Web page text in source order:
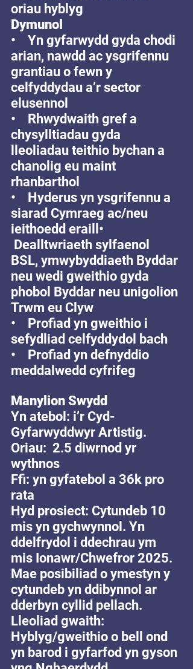
oriau hyblyg
Dymunol
•    Yn gyfarwydd gyda chodi
arian, nawdd ac ysgrifennu
grantiau o fewn y
celfyddydau a’r sector
elusennol
•    Rhwydwaith gref a
chysylltiadau gyda
lleoliadau teithio bychan a
chanolig eu maint
rhanbarthol
•    Hyderus yn ysgrifennu a
siarad Cymraeg ac/neu
ieithoedd eraill•
Dealltwriaeth sylfaenol
BSL, ymwybyddiaeth Byddar
neu wedi gweithio gyda
phobol Byddar neu unigolion
Trwm eu Clyw
•    Profiad yn gweithio i
sefydliad celfyddydol bach
•    Profiad yn defnyddio
meddalwedd cyfrifeg
Manylion Swydd
Yn atebol: i’r Cyd-
Gyfarwyddwyr Artistig.
Oriau:  2.5 diwrnod yr
wythnos
Ffi: yn gyfatebol a 36k pro
rata
Hyd prosiect: Cytundeb 10
mis yn gychwynnol. Yn
ddelfrydol i ddechrau ym
mis Ionawr/Chwefror 2025.
Mae posibiliad o ymestyn y
cytundeb yn ddibynnol ar
dderbyn cyllid pellach.
Lleoliad gwaith:
Hyblyg/gweithio o bell ond
yn barod i gyfarfod yn gyson